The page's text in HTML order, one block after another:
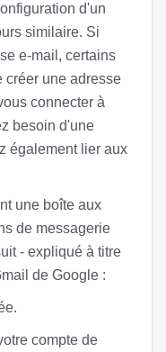
d'un
similaire. Si
e-mail, certains
créer une adresse
connecter à
besoin d'une
également lier aux
une boîte aux
de messagerie
- expliqué à titre
de Google :
compte de